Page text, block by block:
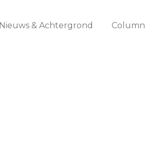
Nieuws & Achtergrond